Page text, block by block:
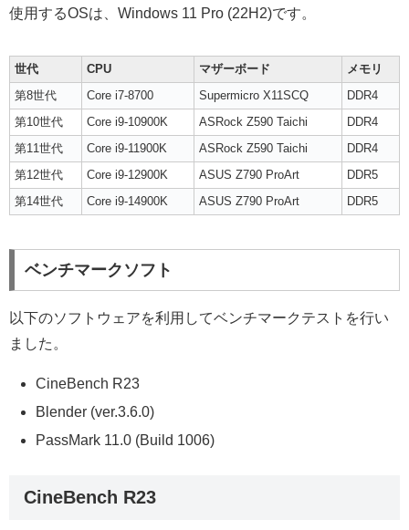
使用するOSは、Windows 11 Pro (22H2)です。
世代 CPU マザーボード
メモリ
第8世代
Core i7-8700 Supermicro X11SCQ
DDR4
第10世代
Core i9-10900K ASRock Z590 Taichi
DDR4
第11世代
Core i9-11900K ASRock Z590 Taichi
DDR4
第12世代
Core i9-12900K ASUS Z790 ProArt
DDR5
第14世代
Core i9-14900K ASUS Z790 ProArt DDR5
ベンチマークソフト
以下のソフトウェアを利用してベンチマークテストを行い
ました。
CineBench R23
Blender (ver.3.6.0)
PassMark 11.0 (Build 1006)
CineBench R23